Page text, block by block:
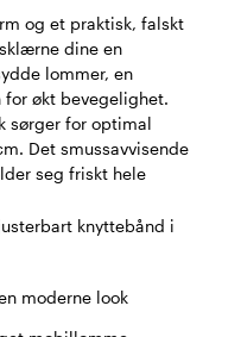
og et praktisk, falskt
dine en
lommer, en
økt bevegelighet.
sørger for optimal
Det smussavvisende
seg friskt hele
knyttebånd i
moderne look